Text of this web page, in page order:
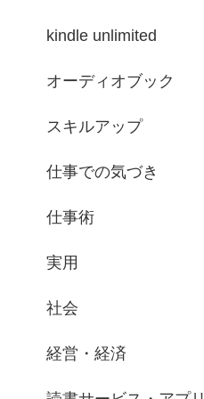
kindle unlimited
オーディオブック
スキルアップ
仕事での気づき
仕事術
実用
社会
経営・経済